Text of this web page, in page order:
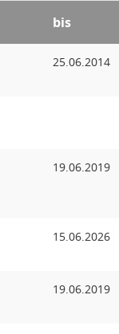
bis
25.06.2014
19.06.2019
15.06.2026
19.06.2019